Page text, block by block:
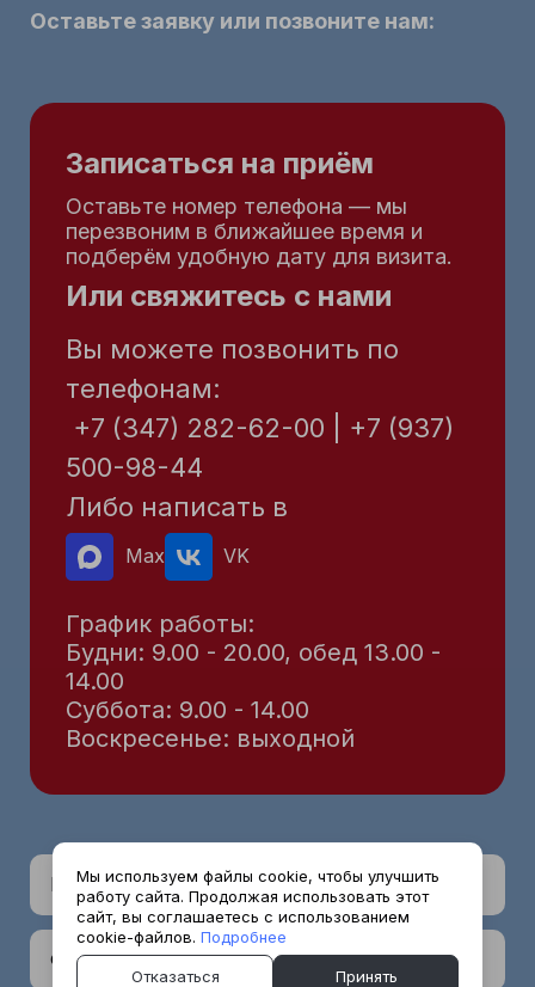
Оставьте заявку или позвоните нам:
Записаться на приём
Оставьте номер телефона — мы
перезвоним в ближайшее время и
подберём удобную дату для визита.
Или свяжитесь с нами
Вы можете позвонить по
телефонам:
+7 (347) 282-62-00 | +7 (937)
500-98-44
Либо написать в
Max VK
График работы:
Будни: 9.00 - 20.00, обед 13.00 -
14.00
Суббота: 9.00 - 14.00
Воскресенье: выходной
Имя *
Фамилия
Мы используем файлы cookie, чтобы улучшить
работу сайта. Продолжая использовать этот
сайт, вы соглашаетесь с использованием
cookie-файлов. Подробнее
Отказаться Принять